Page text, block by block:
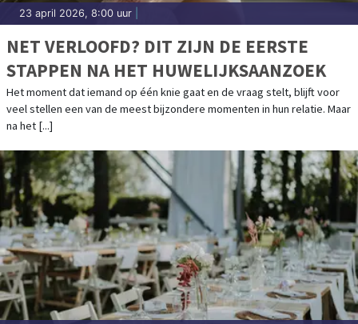
23 april 2026, 8:00 uur
NET VERLOOFD? DIT ZIJN DE EERSTE
STAPPEN NA HET HUWELIJKSAANZOEK
Het moment dat iemand op één knie gaat en de vraag stelt, blijft voor
veel stellen een van de meest bijzondere momenten in hun relatie. Maar
na het [...]